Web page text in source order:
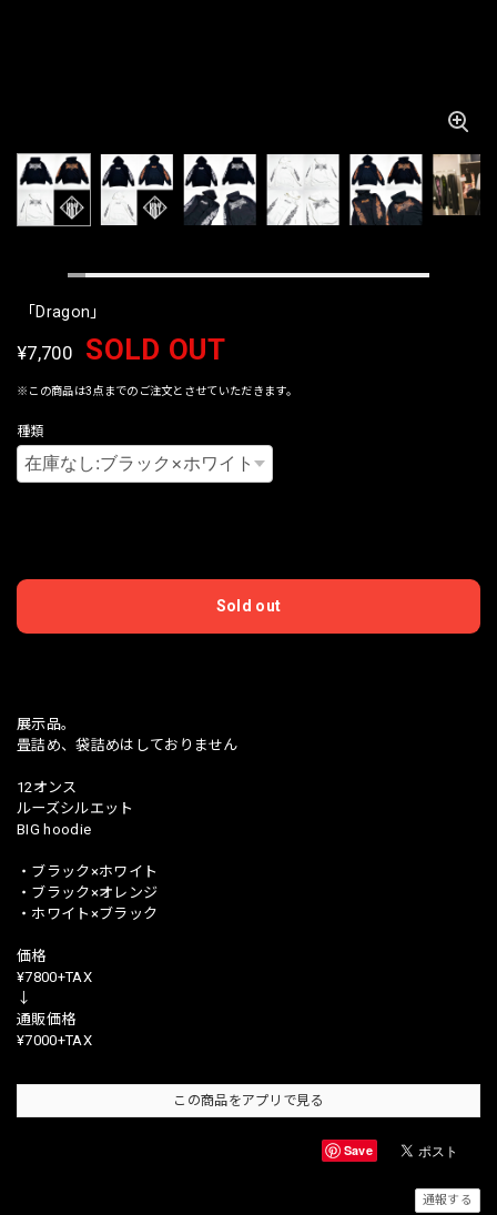
「Dragon」
¥7,700 SOLD OUT
※この商品は3点までのご注文とさせていただきます。
種類
Sold out
展示品。
畳詰め、袋詰めはしておりません
12オンス
ルーズシルエット
BIG hoodie
・ブラック×ホワイト
・ブラック×オレンジ
・ホワイト×ブラック
価格
¥7800+TAX
↓
通販価格
¥7000+TAX
この商品をアプリで見る
Save
通報する